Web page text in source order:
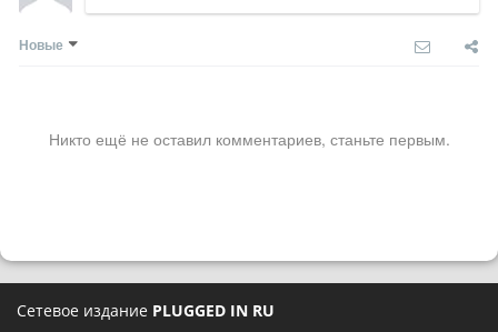
Новые
Никто ещё не оставил комментариев, станьте первым.
Сетевое издание PLUGGED IN RU